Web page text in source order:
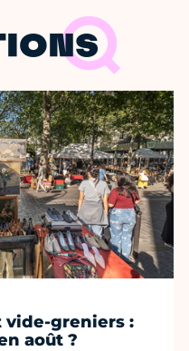
vide-greniers :
août ?